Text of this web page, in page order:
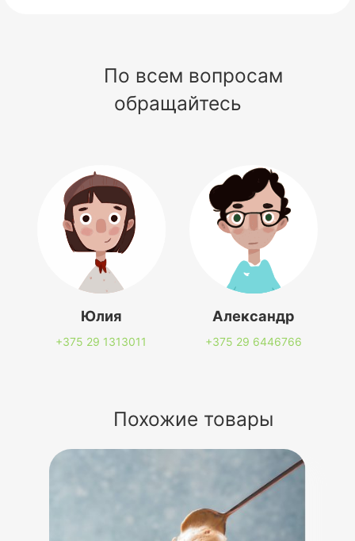
По всем вопросам
обращайтесь
Юлия
+375 29 1313011
Александр
+375 29 6446766
Похожие товары